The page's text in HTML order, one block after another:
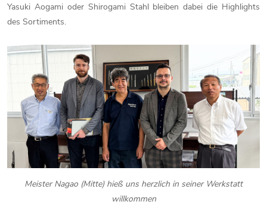
Yasuki Aogami oder Shirogami Stahl bleiben dabei die Highlights
des Sortiments.
Meister Nagao (Mitte) hieß uns herzlich in seiner Werkstatt
willkommen